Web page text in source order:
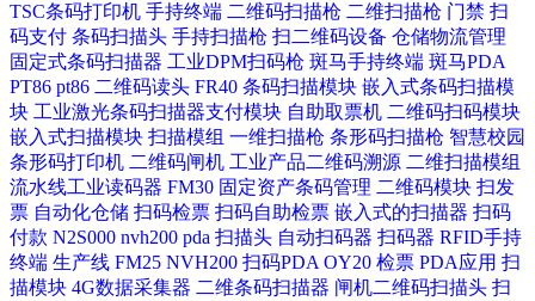
TSC条码打印机 手持终端 二维码扫描枪 二维扫描枪 门禁 扫
码支付 条码扫描头 手持扫描枪 扫二维码设备 仓储物流管理
固定式条码扫描器 工业DPM扫码枪 斑马手持终端 斑马PDA
PT86 pt86 二维码读头 FR40 条码扫描模块 嵌入式条码扫描模
块 工业激光条码扫描器​支付模块 自助取票机 二维码扫码模块
嵌入式扫描模块 扫描模组 一维扫描枪 条形码扫描枪 智慧校园
条形码打印机 二维码闸机 工业产品二维码溯源 二维扫描模组
流水线工业读码器 FM30 固定资产条码管理 二维码模块 扫发
票 自动化仓储 扫码检票 扫码自助检票 嵌入式的扫描器 扫码
付款 N2S000 nvh200 pda 扫描头 自动扫码器 扫码器 RFID手持
终端 生产线 FM25 NVH200 扫码PDA OY20 检票 PDA应用 扫
描模块 4G数据采集器 二维条码扫描器 闸机二维码扫描头 扫